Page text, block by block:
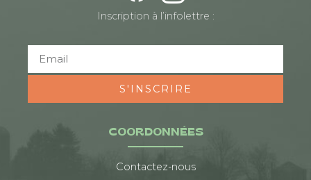
COORDONNÉES
Contactez-nous
Inscription à l’infolettre :
S'INSCRIRE